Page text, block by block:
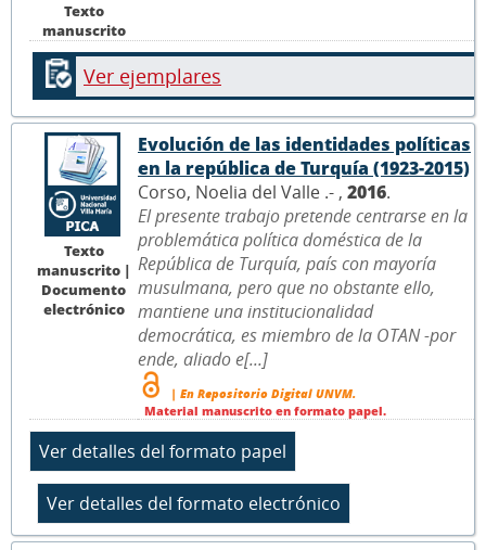
Texto
manuscrito
Ver ejemplares
Texto
manuscrito |
Documento
electrónico
Evolución de las identidades políticas
en la república de Turquía (1923-2015)
Corso, Noelia del Valle .- , 2016.
El presente trabajo pretende centrarse en la
problemática política doméstica de la
República de Turquía, país con mayoría
musulmana, pero que no obstante ello,
mantiene una institucionalidad
democrática, es miembro de la OTAN -por
ende, aliado e[...]
| En Repositorio Digital UNVM.
Material manuscrito en formato papel.